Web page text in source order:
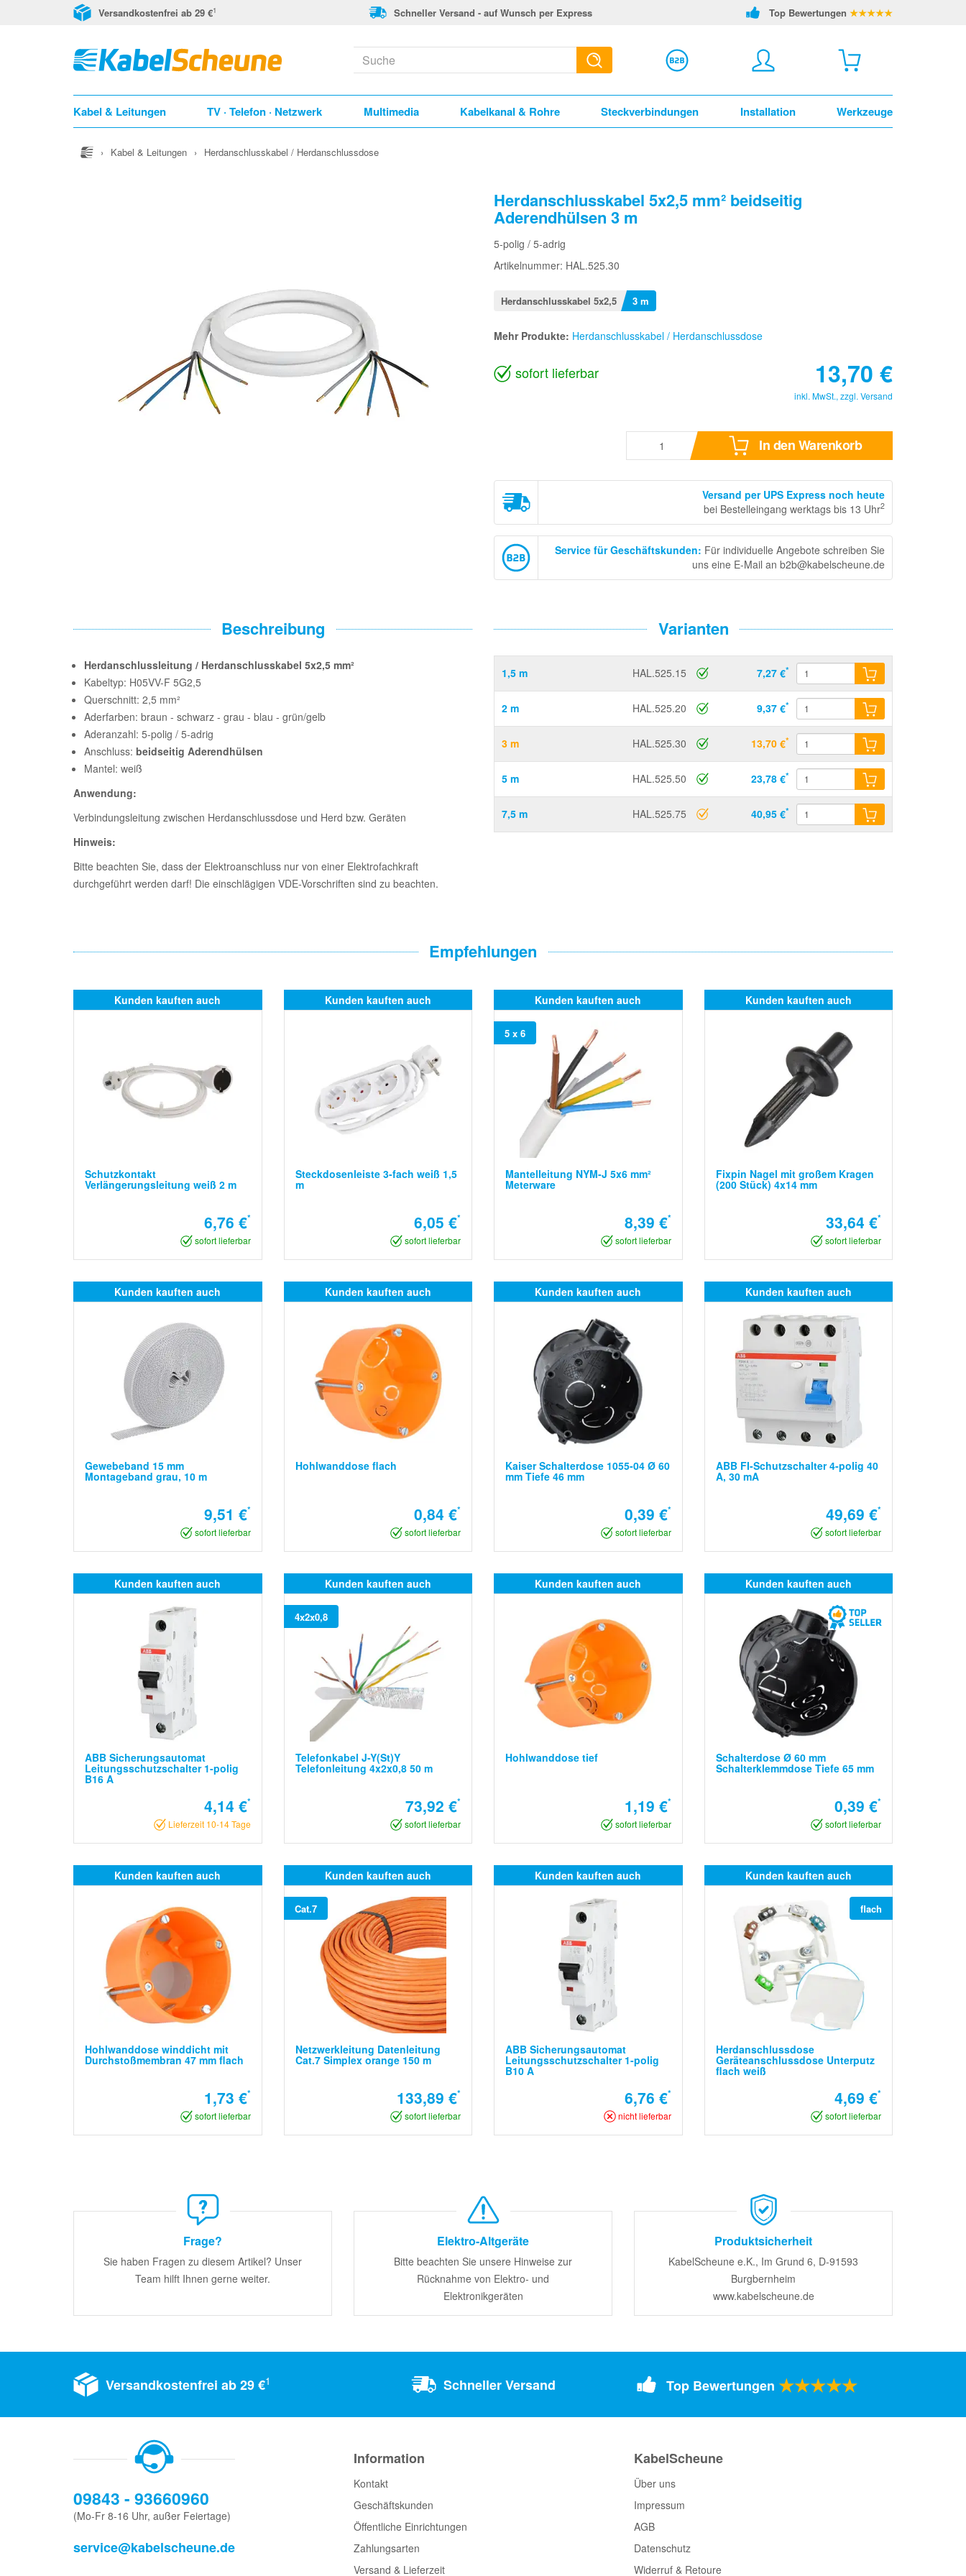
Versandkostenfrei ab 29 €1 Schneller Versand - auf Wunsch per Express Top Bewertungen ★★★★★
Kabel & Leitungen TV · Telefon · Netzwerk Multimedia Kabelkanal & Rohre Steckverbindungen Installation Werkzeuge
› Kabel & Leitungen › Herdanschlusskabel / Herdanschlussdose
Herdanschlusskabel 5x2,5 mm² beidseitig
Aderendhülsen 3 m
5-polig / 5-adrig
Artikelnummer: HAL.525.30
Herdanschlusskabel 5x2,5 3 m
Mehr Produkte: Herdanschlusskabel / Herdanschlussdose
sofort lieferbar 13,70 €
inkl. MwSt., zzgl. Versand
In den Warenkorb
Versand per UPS Express noch heute
bei Bestelleingang werktags bis 13 Uhr2
Service für Geschäftskunden: Für individuelle Angebote schreiben Sie
uns eine E-Mail an b2b@kabelscheune.de
Varianten
1,5 m HAL.525.15 7,27 €*
2 m HAL.525.20 9,37 €*
3 m HAL.525.30 13,70 €*
5 m HAL.525.50 23,78 €*
7,5 m HAL.525.75 40,95 €*
Beschreibung
Herdanschlussleitung / Herdanschlusskabel 5x2,5 mm²
Kabeltyp: H05VV-F 5G2,5
Querschnitt: 2,5 mm²
Aderfarben: braun - schwarz - grau - blau - grün/gelb
Aderanzahl: 5-polig / 5-adrig
Anschluss: beidseitig Aderendhülsen
Mantel: weiß
Anwendung:
Verbindungsleitung zwischen Herdanschlussdose und Herd bzw. Geräten
Hinweis:
Bitte beachten Sie, dass der Elektroanschluss nur von einer Elektrofachkraft
durchgeführt werden darf! Die einschlägigen VDE-Vorschriften sind zu beachten.
Empfehlungen
Kunden kauften auch
Schutzkontakt
Verlängerungsleitung weiß 2 m
6,76 €*
sofort lieferbar
Kunden kauften auch
Steckdosenleiste 3-fach weiß 1,5
m
6,05 €*
sofort lieferbar
Kunden kauften auch
5 x 6
Mantelleitung NYM-J 5x6 mm²
Meterware
8,39 €*
sofort lieferbar
Kunden kauften auch
Fixpin Nagel mit großem Kragen
(200 Stück) 4x14 mm
33,64 €*
sofort lieferbar
Kunden kauften auch
Gewebeband 15 mm
Montageband grau, 10 m
9,51 €*
sofort lieferbar
Kunden kauften auch
Hohlwanddose flach
0,84 €*
sofort lieferbar
Kunden kauften auch
Kaiser Schalterdose 1055-04 Ø 60
mm Tiefe 46 mm
0,39 €*
sofort lieferbar
Kunden kauften auch
ABB FI-Schutzschalter 4-polig 40
A, 30 mA
49,69 €*
sofort lieferbar
Kunden kauften auch
ABB Sicherungsautomat
Leitungsschutzschalter 1-polig
B16 A
4,14 €*
Lieferzeit 10-14 Tage
Kunden kauften auch
4x2x0,8
Telefonkabel J-Y(St)Y
Telefonleitung 4x2x0,8 50 m
73,92 €*
sofort lieferbar
Kunden kauften auch
Hohlwanddose tief
1,19 €*
sofort lieferbar
Kunden kauften auch
Schalterdose Ø 60 mm
Schalterklemmdose Tiefe 65 mm
0,39 €*
sofort lieferbar
Kunden kauften auch
Hohlwanddose winddicht mit
Durchstoßmembran 47 mm flach
1,73 €*
sofort lieferbar
Kunden kauften auch
Cat.7
Netzwerkleitung Datenleitung
Cat.7 Simplex orange 150 m
133,89 €*
sofort lieferbar
Kunden kauften auch
ABB Sicherungsautomat
Leitungsschutzschalter 1-polig
B10 A
6,76 €*
nicht lieferbar
Kunden kauften auch
flach
Herdanschlussdose
Geräteanschlussdose Unterputz
flach weiß
4,69 €*
sofort lieferbar
Frage?
Sie haben Fragen zu diesem Artikel? Unser
Team hilft Ihnen gerne weiter.
Elektro-Altgeräte
Bitte beachten Sie unsere Hinweise zur
Rücknahme von Elektro- und
Elektronikgeräten
Produktsicherheit
KabelScheune e.K., Im Grund 6, D-91593
Burgbernheim
www.kabelscheune.de
Versandkostenfrei ab 29 €1 Schneller Versand Top Bewertungen ★★★★★
09843 - 93660960
(Mo-Fr 8-16 Uhr, außer Feiertage)
service@kabelscheune.de
Information
Kontakt
Geschäftskunden
Öffentliche Einrichtungen
Zahlungsarten
Versand & Lieferzeit
KabelScheune
Über uns
Impressum
AGB
Datenschutz
Widerruf & Retoure